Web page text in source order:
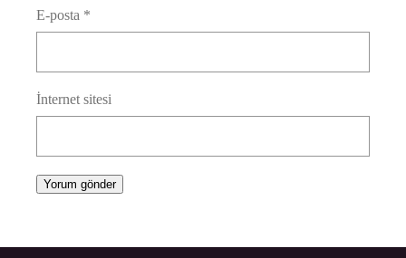
E-posta *
İnternet sitesi